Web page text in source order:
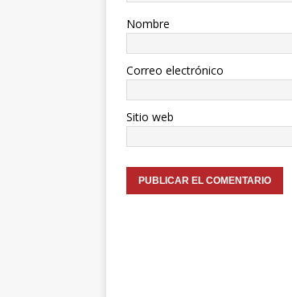
Nombre
Correo electrónico
Sitio web